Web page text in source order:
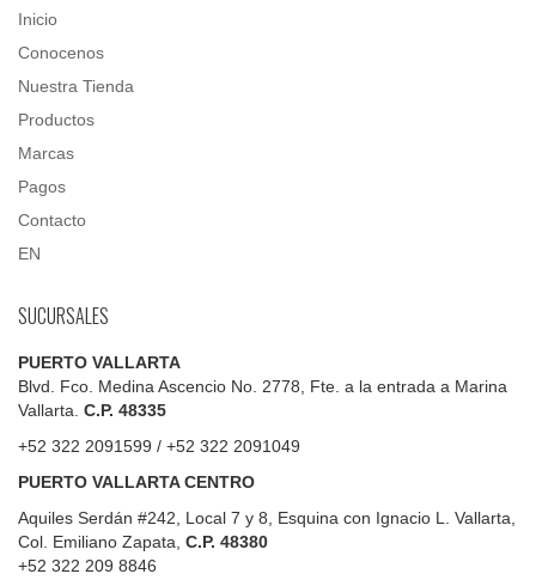
Inicio
Conocenos
Nuestra Tienda
Productos
Marcas
Pagos
Contacto
EN
SUCURSALES
PUERTO VALLARTA
Blvd. Fco. Medina Ascencio No. 2778, Fte. a la entrada a Marina
Vallarta. C.P. 48335
+52 322 2091599 / +52 322 2091049
PUERTO VALLARTA CENTRO
Aquiles Serdán #242, Local 7 y 8, Esquina con Ignacio L. Vallarta,
Col. Emiliano Zapata, C.P. 48380
+52 322 209 8846